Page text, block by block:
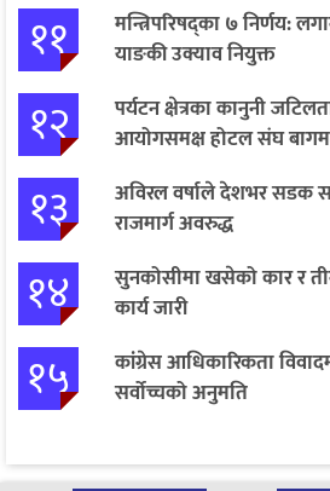
११
मन्त्रिपरिषद्का ७ निर्णय:
याङकी उक्याव नियुक्त
१२
पर्यटन क्षेत्रका कानुनी
आयोगसमक्ष होटल संघ
१३
अविरल वर्षाले देशभर सडक
राजमार्ग अवरुद्ध
१४
सुनकोसीमा खसेको कार र
कार्य जारी
१५
कांग्रेस आधिकारिकता
सर्वोच्चको अनुमति